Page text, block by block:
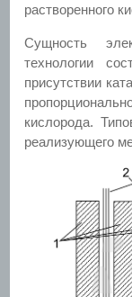
растворенного
Сущность
технологии
присутствии
кислорода.
реализующего